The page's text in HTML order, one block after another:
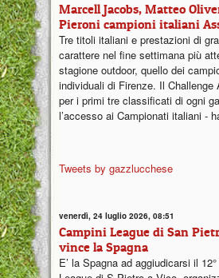
Marcell Jacobs, Matteo
Pieroni campioni italiani
Tre titoli italiani e prestazioni di
carattere nel fine settimana più
stagione outdoor, quello dei
individuali di Firenze. Il Challenge
per i primi tre classificati di ogni
l’accesso ai Campionati italiani -
Tweets by gazzlucchese
venerdì, 24 luglio 2026, 08:51
Campini League di San
vince la Spagna
E’ la Spagna ad aggiudicarsi il